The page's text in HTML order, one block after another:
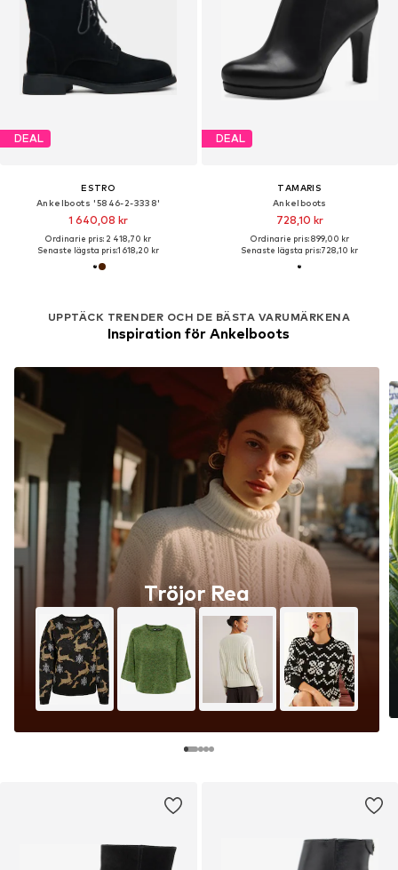
DEAL
ESTRO
Ankelboots '5846-2-3338'
1 640,08 kr
Ordinarie pris: 2 418,70 kr
Senaste lägsta pris:1 618,20 kr
DEAL
TAMARIS
Ankelboots
728,10 kr
Ordinarie pris: 899,00 kr
Senaste lägsta pris:728,10 kr
UPPTÄCK TRENDER OCH DE BÄSTA VARUMÄRKENA
Inspiration för Ankelboots
Tröjor Rea